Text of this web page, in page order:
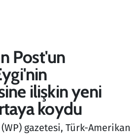
Post'un
ilişkin yeni
koydu
gazetesi, Türk-Amerikan